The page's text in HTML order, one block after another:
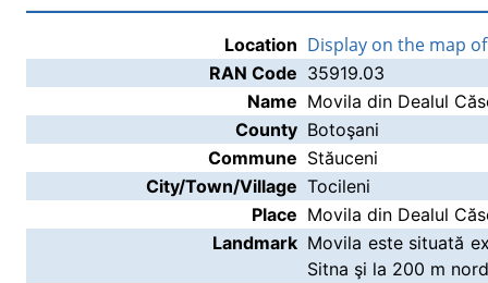
Location Display on the map
RAN Code 35919.03
Name Movila din Dealul
County Botoşani
Commune Stăuceni
City/Town/Village Tocileni
Place Movila din Dealul
Landmark Movila este situată
Sitna şi la 200 m